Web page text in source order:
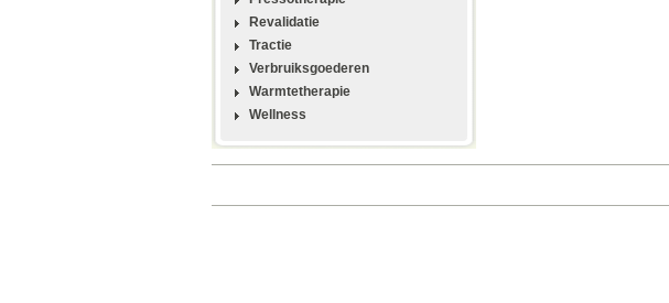
Revalidatie
Tractie
Verbruiksgoederen
Warmtetherapie
Wellness